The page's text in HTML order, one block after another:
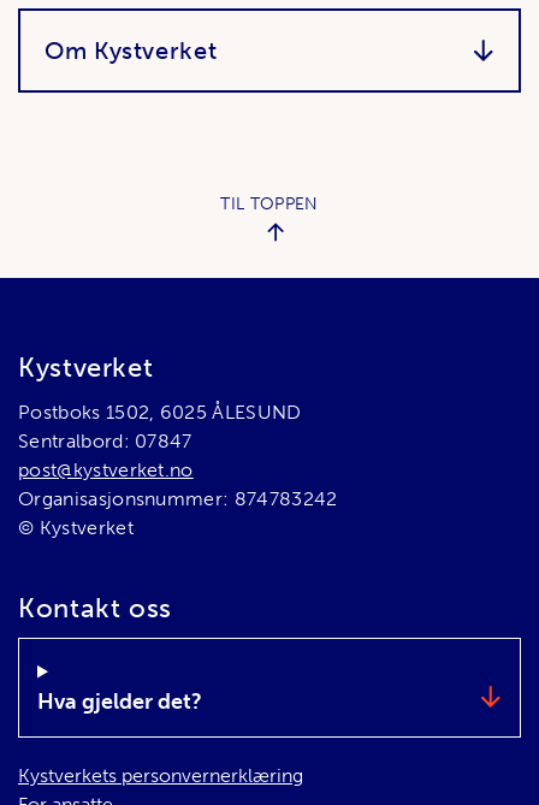
Om Kystverket
TIL TOPPEN
Bunnområde
Kystverket
Postboks 1502, 6025 ÅLESUND
Sentralbord: 07847
post@kystverket.no
Organisasjonsnummer: 874783242
© Kystverket
Kontakt oss
Hva gjelder det?
Kystverkets personvernerklæring